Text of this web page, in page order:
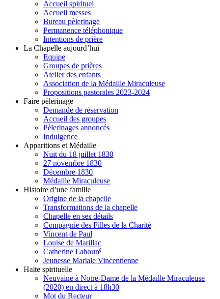
Accueil spirituel
Accueil messes
Bureau pèlerinage
Permanence téléphonique
Intentions de prière
La Chapelle aujourd’hui
Equipe
Groupes de prières
Atelier des enfants
Association de la Médaille Miraculeuse
Propositions pastorales 2023-2024
Faire pèlerinage
Demande de réservation
Accueil des groupes
Pèlerinages annoncés
Indulgence
Apparitions et Médaille
Nuit du 18 juillet 1830
27 novembre 1830
Décembre 1830
Médaille Miraculeuse
Histoire d’une famille
Origine de la chapelle
Transformations de la chapelle
Chapelle en ses détails
Compagnie des Filles de la Charité
Vincent de Paul
Louise de Marillac
Catherine Labouré
Jeunesse Mariale Vincentienne
Halte spirituelle
Neuvaine à Notre-Dame de la Médaille Miraculeuse
(2020) en direct à 18h30
Mot du Recteur